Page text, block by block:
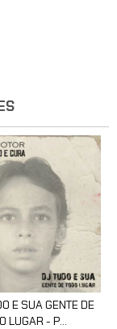
E SUA GENTE DE
LUGAR - P...